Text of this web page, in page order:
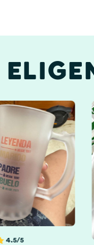
4.5/5